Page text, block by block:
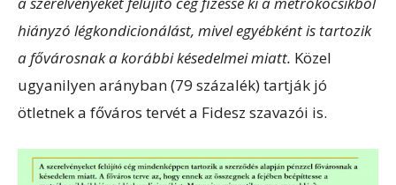
hiányzó légkondicionálást, mivel egyébként is tartozik
a fővárosnak a korábbi késedelmei miatt. Közel
ugyanilyen arányban (79 százalék) tartják jó
ötletnek a főváros tervét a Fidesz szavazói is.